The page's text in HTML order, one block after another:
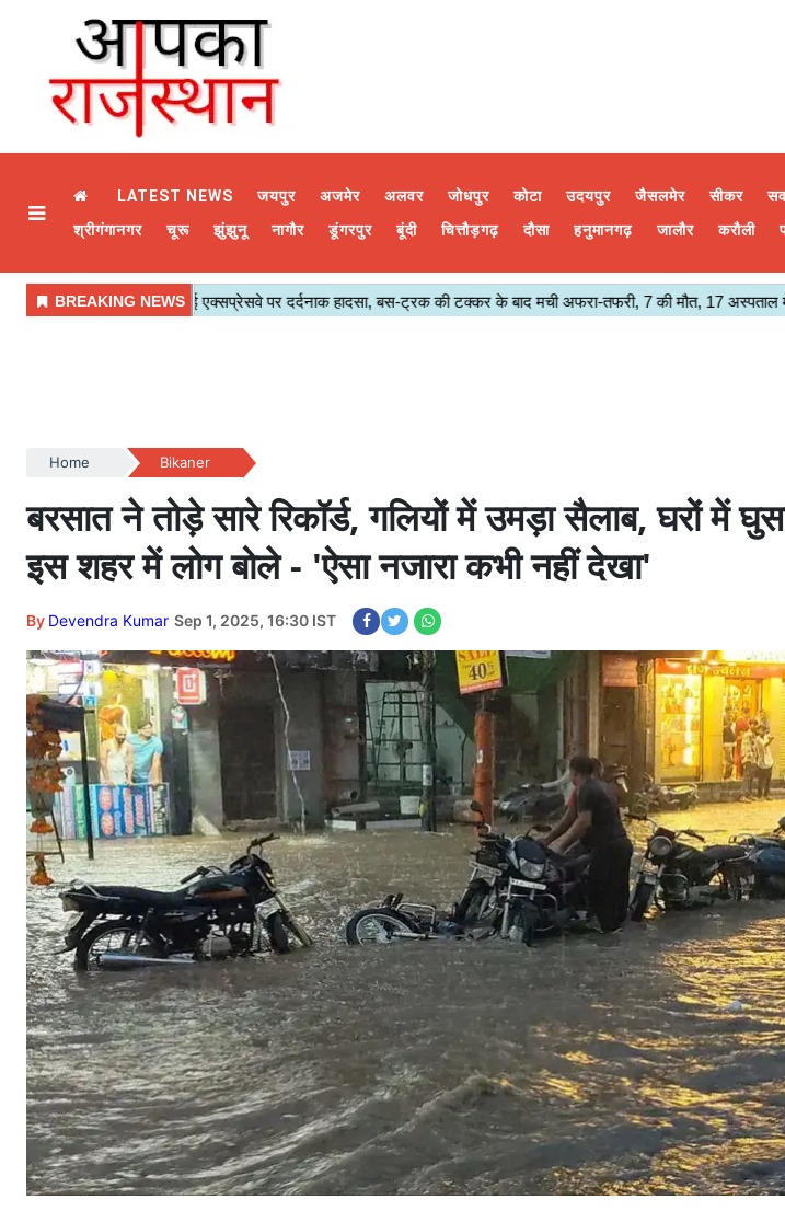
LATEST NEWS जयपुर अजमेर अलवर जोधपुर कोटा उदयपुर जैसलमेर सीकर
श्रीगंगानगर
चूरू झुंझुनू नागौर डूंगरपुर बूंदी चित्तौड़गढ़ दौसा हनुमानगढ़ जालौर करौली
Home Bikaner
बरसात ने तोड़े सारे रिकॉर्ड, गलियों में उमड़ा सैलाब, घरों में
इस शहर में लोग बोले - 'ऐसा नजारा कभी नहीं देखा'
By Devendra Kumar Sep 1, 2025, 16:30 IST